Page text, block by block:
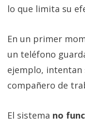
lo que limita su
En un primer
un teléfono
ejemplo,
compañero de
El sistema no